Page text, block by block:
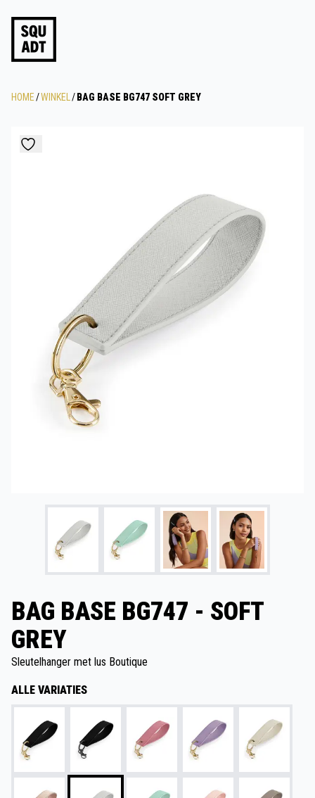
HOME/WINKEL / BAG BASE BG747 SOFT GREY
BAG BASE BG747 - SOFT
GREY
Sleutelhanger met lus Boutique
ALLE VARIATIES